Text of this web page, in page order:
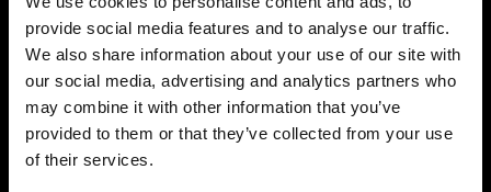
provide social media features and to analyse our traffic.
We also share information about your use of our site with
our social media, advertising and analytics partners who
may combine it with other information that you’ve
provided to them or that they’ve collected from your use
of their services.
にもたらされています。新世代の LED
ライトと多彩なライトシェーピングツー
ルにより、私たちは創造性の可能性を再
定義し、Profoto が誇る比類なき信頼性
とクラフトマンシップを提供します。